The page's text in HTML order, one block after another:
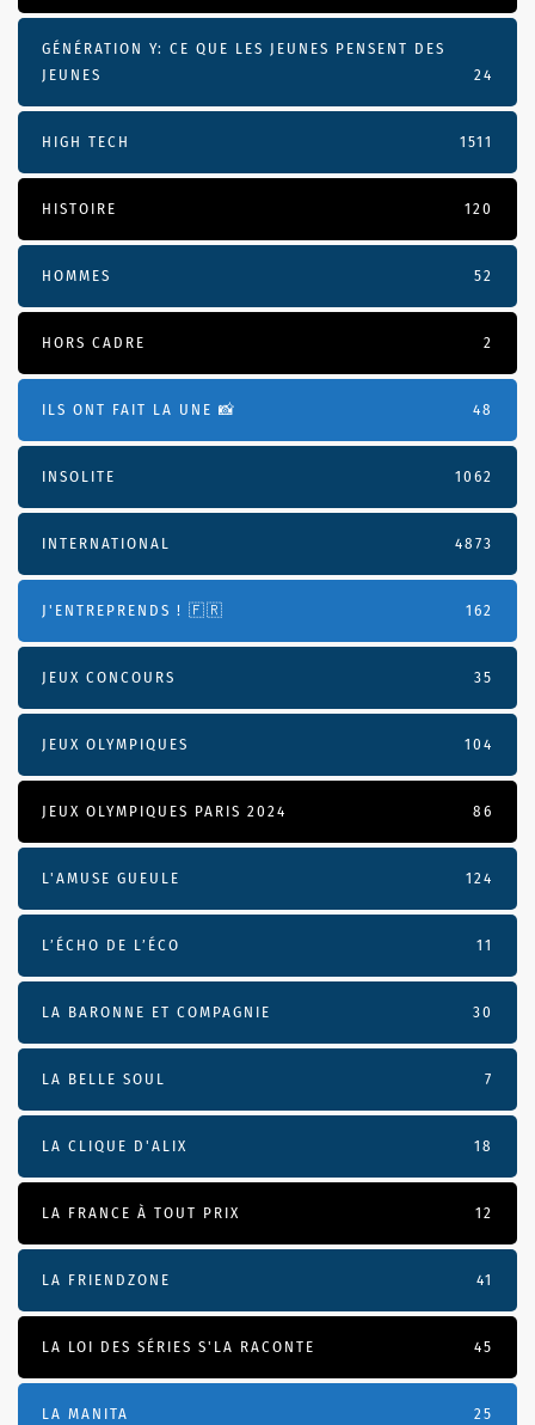
GÉNÉRATION Y: CE QUE LES JEUNES PENSENT DES
JEUNES
24
HIGH TECH 1511
HISTOIRE 120
HOMMES 52
HORS CADRE 2
ILS ONT FAIT LA UNE 📸 48
INSOLITE 1062
INTERNATIONAL 4873
J'ENTREPRENDS ! 🇫🇷 162
JEUX CONCOURS 35
JEUX OLYMPIQUES 104
JEUX OLYMPIQUES PARIS 2024 86
L'AMUSE GUEULE 124
L’ÉCHO DE L’ÉCO 11
LA BARONNE ET COMPAGNIE 30
LA BELLE SOUL 7
LA CLIQUE D'ALIX 18
LA FRANCE À TOUT PRIX 12
LA FRIENDZONE 41
LA LOI DES SÉRIES S'LA RACONTE 45
LA MANITA 25